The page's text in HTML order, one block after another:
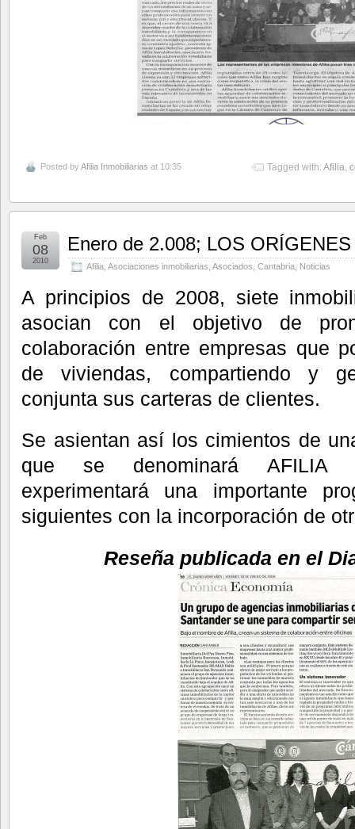
Posted byAfilia Inmobiliarias at 10:35 Tagged with: Afilia
Enero de 2.008; LOS ORÍGENES
Afilia Asociaciones inmobiliarias Asociados Cantabria Noticias
Feb
08
2010
A principios de 2008, siete
asocian con el objetivo de
colaboración entre empresas que
de viviendas, compartiendo y
conjunta sus carteras de clientes.
Se asientan así los cimientos de
que se denominará AFILIA
experimentará una importante
siguientes con la incorporación de
Reseña publicada en el